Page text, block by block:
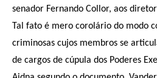
senador Fernando Collor, aos
Tal fato é mero corolário do modo
criminosas cujos membros se
de cargos de cúpula dos Poderes